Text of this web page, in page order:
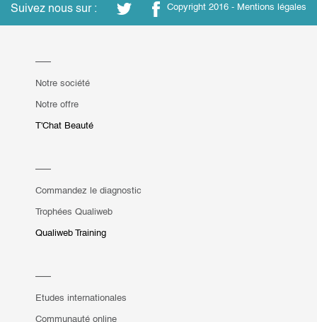
Suivez nous sur : Copyright 2016 - Mentions légales
Notre société
Notre offre
T'Chat Beauté
Commandez le diagnostic
Trophées Qualiweb
Qualiweb Training
Etudes internationales
Communauté online